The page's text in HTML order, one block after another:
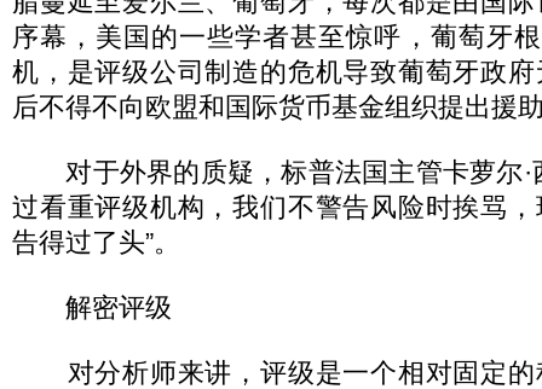
序幕，美国的一些学者甚至惊呼，葡萄牙
机，是评级公司制造的危机导致葡萄牙政
后不得不向欧盟和国际货币基金组织提出援
对于外界的质疑，标普法国主管卡萝尔·
过看重评级机构，我们不警告风险时挨骂
告得过了头”。
解密评级
对分析师来讲，评级是一个相对固定的